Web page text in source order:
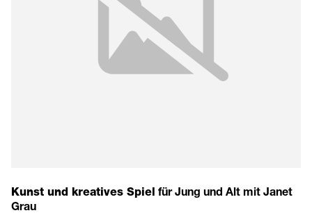
Kunst und kreatives Spiel für Jung und Alt mit Janet
Grau